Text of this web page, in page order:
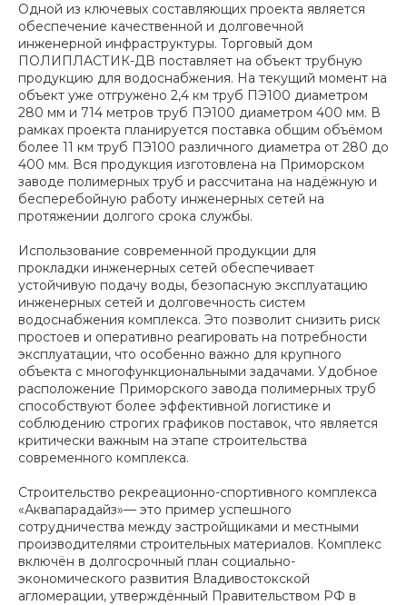
Одной из ключевых составляющих проекта является
обеспечение качественной и долговечной
инженерной инфраструктуры. Торговый дом
ПОЛИПЛАСТИК-ДВ поставляет на объект трубную
продукцию для водоснабжения. На текущий момент на
объект уже отгружено 2,4 км труб ПЭ100 диаметром
280 мм и 714 метров труб ПЭ100 диаметром 400 мм. В
рамках проекта планируется поставка общим объёмом
более 11 км труб ПЭ100 различного диаметра от 280 до
400 мм. Вся продукция изготовлена на Приморском
заводе полимерных труб и рассчитана на надёжную и
бесперебойную работу инженерных сетей на
протяжении долгого срока службы.
Использование современной продукции для
прокладки инженерных сетей обеспечивает
устойчивую подачу воды, безопасную эксплуатацию
инженерных сетей и долговечность систем
водоснабжения комплекса. Это позволит снизить риск
простоев и оперативно реагировать на потребности
эксплуатации, что особенно важно для крупного
объекта с многофункциональными задачами. Удобное
расположение Приморского завода полимерных труб
способствуют более эффективной логистике и
соблюдению строгих графиков поставок, что является
критически важным на этапе строительства
современного комплекса.
Строительство рекреационно-спортивного комплекса
«Аквапарадайз»— это пример успешного
сотрудничества между застройщиками и местными
производителями строительных материалов. Комплекс
включён в долгосрочный план социально-
экономического развития Владивостокской
агломерации, утверждённый Правительством РФ в